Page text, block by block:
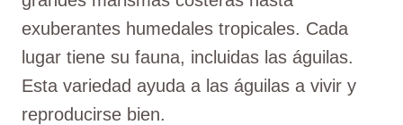
exuberantes humedales tropicales. Cada
lugar tiene su fauna, incluidas las águilas.
Esta variedad ayuda a las águilas a vivir y
reproducirse bien.